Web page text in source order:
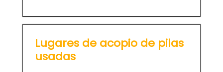
Lugares de acopio de pilas
usadas